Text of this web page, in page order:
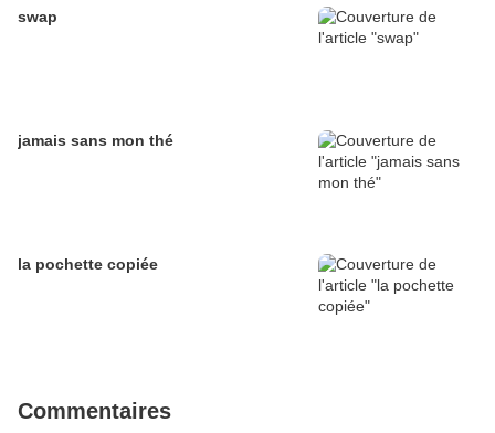
swap
jamais sans mon thé
la pochette copiée
Commentaires